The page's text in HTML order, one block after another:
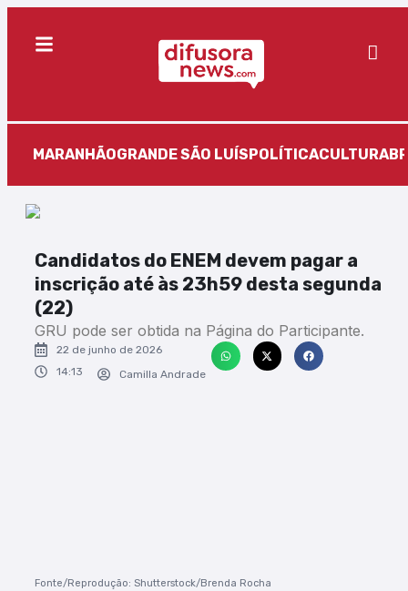
MARANHÃOGRANDE SÃO LUÍS POLÍTICACULTURA
Candidatos do ENEM devem pagar a
inscrição até às 23h59 desta segunda
(22)
GRU pode ser obtida na Página do Participante.
22 de junho de 2026
14:13
Camilla Andrade
Fonte/Reprodução: Shutterstock/Brenda Rocha